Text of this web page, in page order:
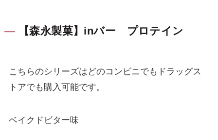
【森永製菓】inバー プロテイン
こちらのシリーズはどのコンビニでもドラッグス
トアでも購入可能です。
ベイクドビター味